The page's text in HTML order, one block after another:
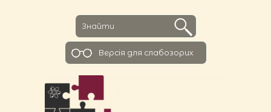
Версiя для слабозорих